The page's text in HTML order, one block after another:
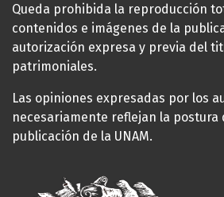
Queda prohibida la reproducción
contenidos e imágenes de la
autorización expresa y previa del
patrimoniales.
Las opiniones expresadas por los
necesariamente reflejan la postura
publicación de la UNAM.